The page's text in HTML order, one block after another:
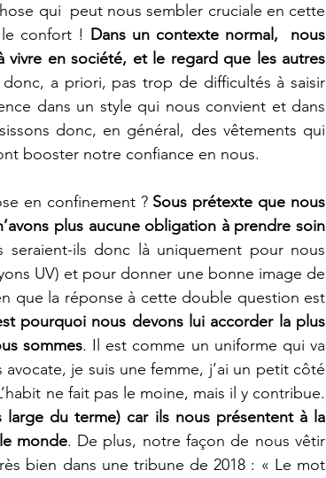
qui  peut nous sembler cruciale en cette
confort ! Dans un contexte normal,  nous
vivre en société, et le regard que les autres
donc, a priori, pas trop de difficultés à saisir
dans un style qui nous convient et dans
donc, en général, des vêtements qui
booster notre confiance en nous.
en confinement ? Sous prétexte que nous
plus aucune obligation à prendre soin
seraient-ils donc là uniquement pour nous
UV) et pour donner une bonne image de
que la réponse à cette double question est
pourquoi nous devons lui accorder la plus
sommes. Il est comme un uniforme qui va
je suis une femme, j’ai un petit côté
du terme) car ils nous présentent à la
monde. De plus, notre façon de nous vêtir
bien dans une tribune de 2018 : « Le mot